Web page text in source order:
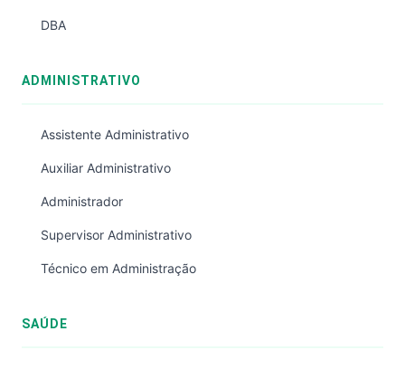
DBA
ADMINISTRATIVO
Assistente Administrativo
Auxiliar Administrativo
Administrador
Supervisor Administrativo
Técnico em Administração
SAÚDE